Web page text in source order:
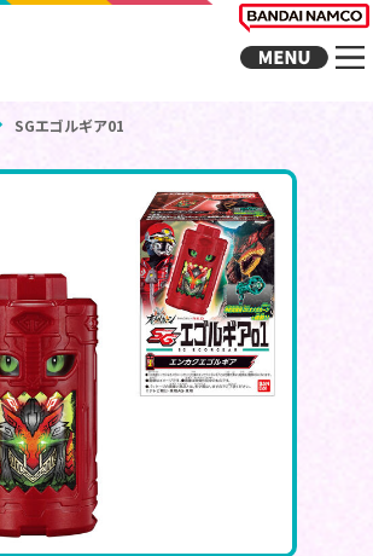
SGエゴルギア01